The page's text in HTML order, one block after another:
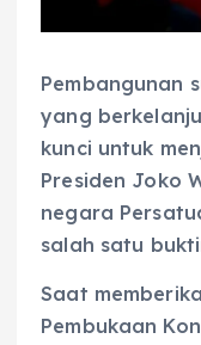
Pembangunan
yang
kunci untuk
Presiden Joko
negara
salah satu
Saat
Pembukaan